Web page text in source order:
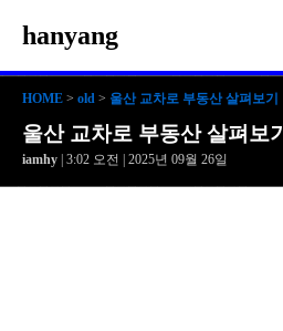
hanyang
HOME > old > 울산 교차로 부동산 살펴보기
울산 교차로 부동산 살펴보기
iamhy | 3:02 오전 | 2025년 09월 26일